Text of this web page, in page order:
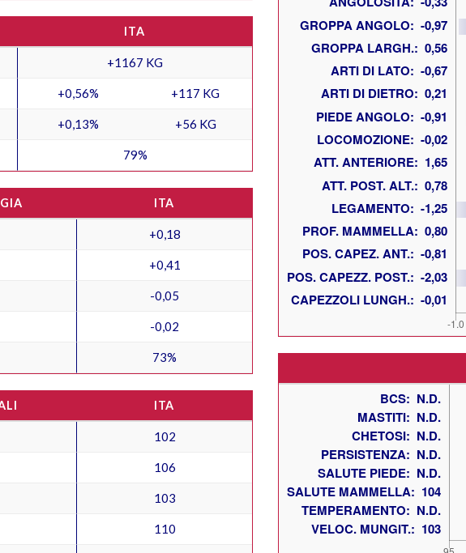
ITA
+1167 KG
+0,56% +117 KG
+0,13% +56 KG
79%
ITA
+0,18
+0,41
-0,05
-0,02
73%
ITA
102
106
103
110